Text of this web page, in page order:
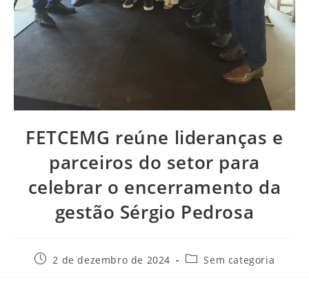
FETCEMG reúne lideranças e
parceiros do setor para
celebrar o encerramento da
gestão Sérgio Pedrosa
2 de dezembro de 2024 Sem categoria